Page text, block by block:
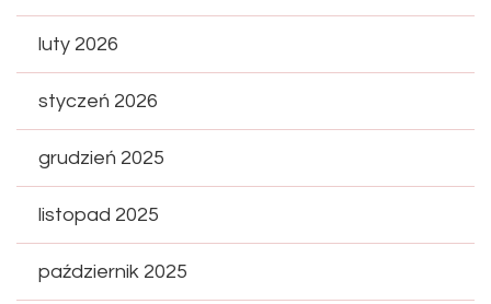
luty 2026
styczeń 2026
grudzień 2025
listopad 2025
październik 2025